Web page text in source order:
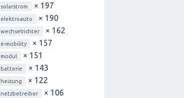
solarstrom × 197
elektroauto × 190
wechselrichter × 162
e-mobility × 157
modul × 151
batterie × 143
heizung × 122
netzbetreiber × 106